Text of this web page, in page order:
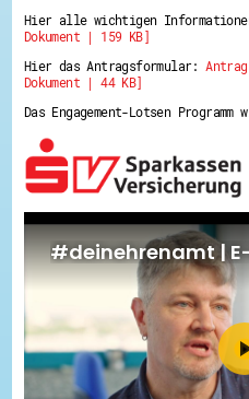
Ehrentag
Hessen
Service-
Mach
GEMA-Pakt
Di@-
Stiftungen
Vereine,
Zahlen,
Hier alle wichtigen
Dokument | 159 KB]
Hier das Antragsformular:
Dokument | 44 KB]
Das Engagement-Lotsen